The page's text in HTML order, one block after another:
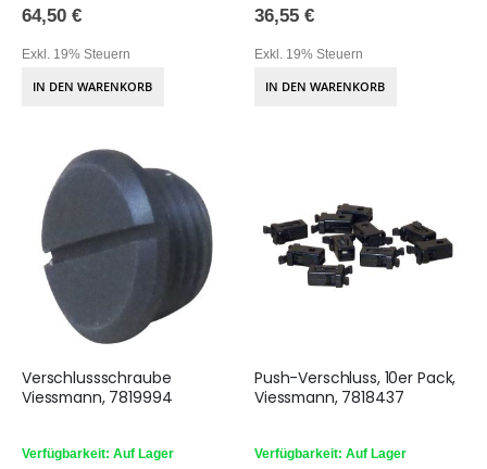
64,50 €
Exkl. 19% Steuern
IN DEN WARENKORB
36,55 €
Exkl. 19% Steuern
IN DEN WARENKORB
Verschlussschraube
Viessmann, 7819994
Verfügbarkeit: Auf Lager
Push-Verschluss, 10er Pack,
Viessmann, 7818437
Verfügbarkeit: Auf Lager